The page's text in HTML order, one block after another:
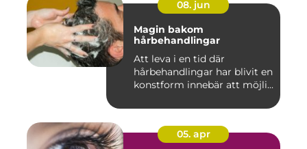
08. jun
Magin bakom
hårbehandlingar
Att leva i en tid där
hårbehandlingar har blivit en
konstform innebär att möjli...
05. apr